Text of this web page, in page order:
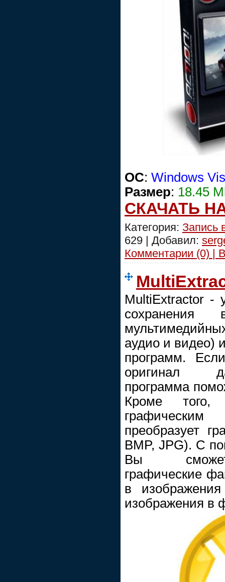
ОС: Windows
Размер: 18.45
СКАЧАТЬ
Категория: Запись
629 | Добавил:
Комментарии (0) |
MultiExtractor -
аудио и видео)
программ.
оригинал
программа
Кроме того,
преобразует
BMP, JPG). С
Вы
графические
в
изображения в